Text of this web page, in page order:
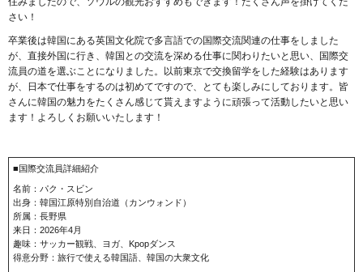
さい！
卒業後は韓国にある英国文化院で多言語での国際交流関連の仕事をしました
が、直接外国に行き、韓国との交流を深める仕事に関わりたいと思い、国際交
流員の道を選ぶことになりました。以前東京で交換留学をした経験はあります
が、日本で仕事をするのは初めてですので、とても楽しみにしております。皆
さんに韓国の魅力をたくさん感じて貰えますように頑張って活動したいと思い
ます！よろしくお願いいたします！
■国際交流員詳細紹介
名前：パク・スビン
出身：韓国江原特別自治道（カンウォンド）
所属：長野県
来日：2026年4月
趣味：サッカー観戦、ヨガ、Kpopダンス
得意分野：旅行で使える韓国語、韓国の大衆文化